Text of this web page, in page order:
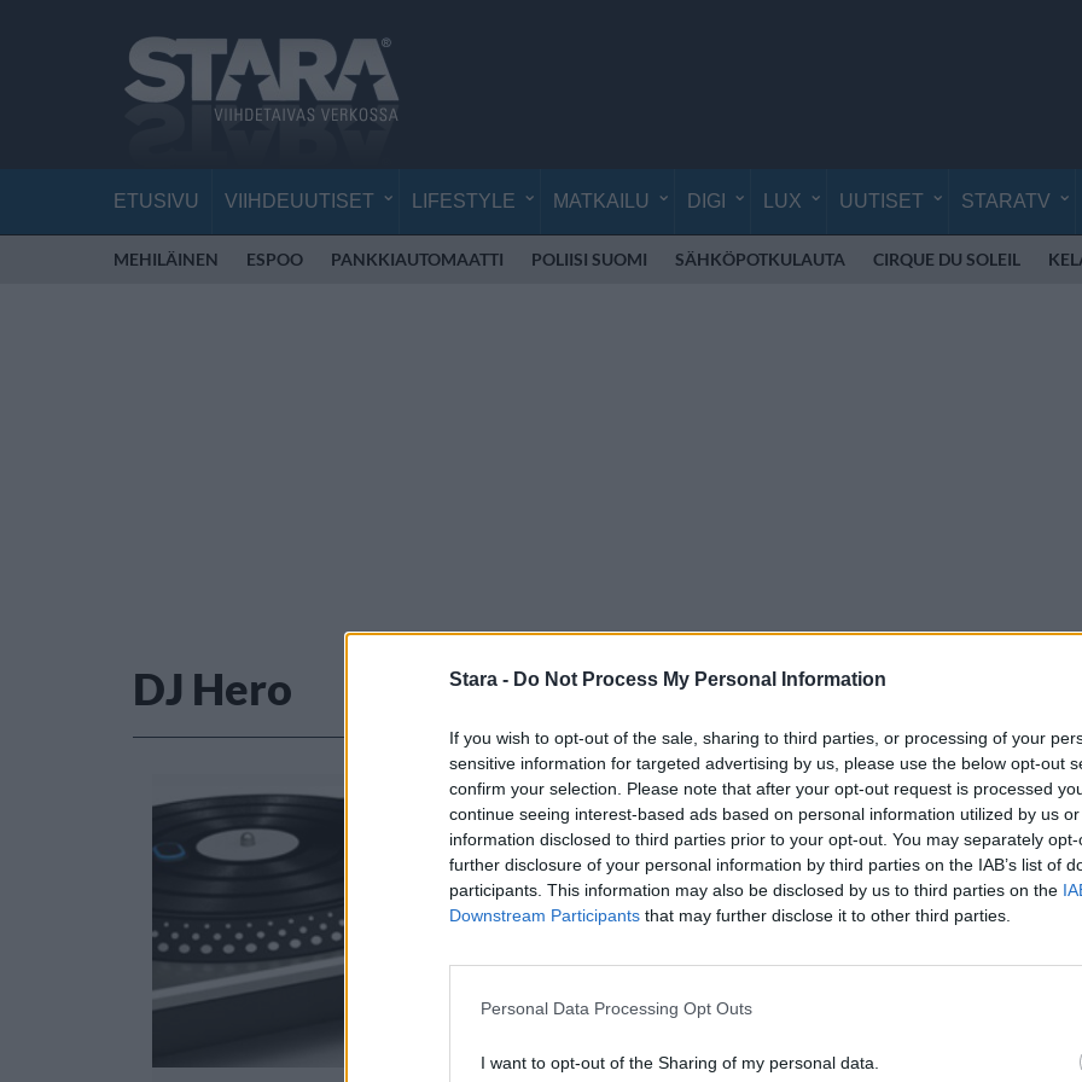
Stara - Do Not Process My Personal Information
If you wish to opt-out of the sale, sharing to third parties, or processing of your
sensitive information for targeted advertising by us, please use the below opt-out
confirm your selection. Please note that after your opt-out request is processed
continue seeing interest-based ads based on personal information utilized by us
information disclosed to third parties prior to your opt-out. You may separately
further disclosure of your personal information by third parties on the IAB’s list of
participants. This information may also be disclosed by us to third parties on the
Downstream Participants that may further disclose it to other third parties.
Personal Data Processing Opt Outs
I want to opt-out of the Sharing of my personal data.
ETUSIVU VIIHDEUUTISET LIFESTYLE MATKAILU DIGI LUX UUTISET STARATV
MEHILÄINEN ESPOO PANKKIAUTOMAATTI POLIISI SUOMI SÄHKÖPOTKULAUTA CIRQUE DU SOLEIL
DJ Hero